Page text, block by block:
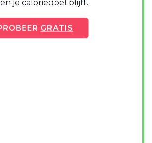
je caloriedoel blijft.
GRATIS